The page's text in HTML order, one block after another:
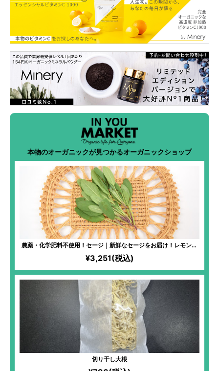
本物のオーガニックが見つかるオーガニックショップ
農薬・化学肥料不使用！セージ｜新鮮なセージをお届け！レモンを
加えればすっきりとした味わいのハーブティーに！ルームスプレー
作りにもおすすめ！
¥3,251(税込)
切り干し大根